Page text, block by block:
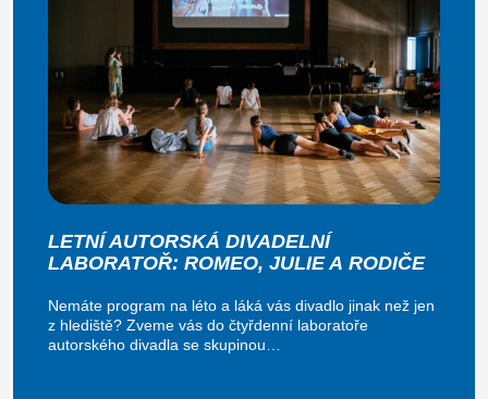
LETNÍ AUTORSKÁ DIVADELNÍ
LABORATOŘ: ROMEO, JULIE A RODIČE
Nemáte program na léto a láká vás divadlo jinak než jen
z hlediště? Zveme vás do čtyřdenní laboratoře
autorského divadla se skupinou…